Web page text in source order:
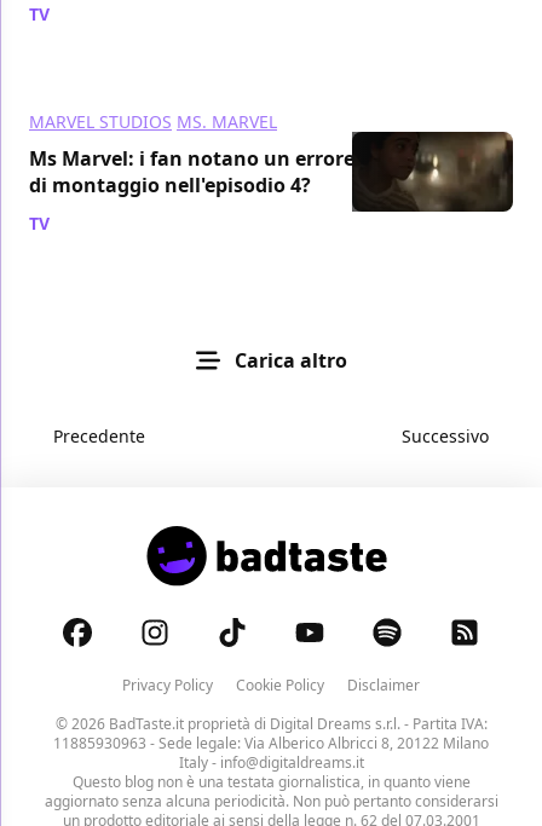
TV
MARVEL STUDIOS MS. MARVEL
Ms Marvel: i fan notano un errore
di montaggio nell'episodio 4?
TV
Carica altro
Precedente Successivo
Privacy Policy Cookie Policy
Disclaimer
© 2026 BadTaste.it proprietà di Digital Dreams s.r.l.- Partita IVA:
11885930963 - Sede legale: Via Alberico Albricci 8, 20122 Milano
Italy - info@digitaldreams.it
Questo blog non è una testata giornalistica, in quanto viene
aggiornato senza alcuna periodicità. Non può pertanto considerarsi
un prodotto editoriale ai sensi della legge n. 62 del 07.03.2001